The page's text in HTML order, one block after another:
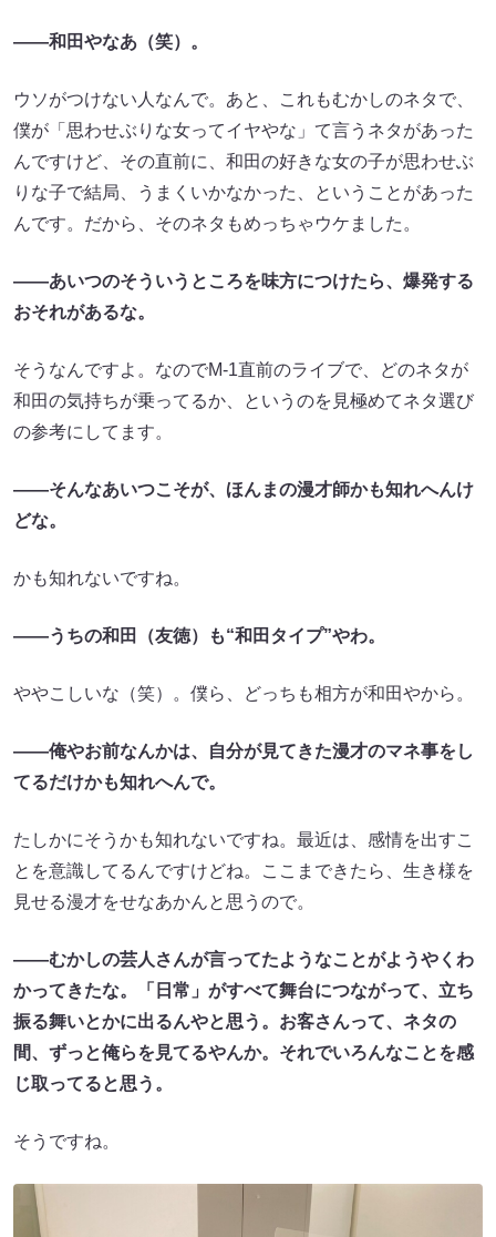
――和田やなあ（笑）。
ウソがつけない人なんで。あと、これもむかしのネタで、
僕が「思わせぶりな女ってイヤやな」て言うネタがあった
んですけど、その直前に、和田の好きな女の子が思わせぶ
りな子で結局、うまくいかなかった、ということがあった
んです。だから、そのネタもめっちゃウケました。
――あいつのそういうところを味方につけたら、爆発する
おそれがあるな。
そうなんですよ。なのでM-1直前のライブで、どのネタが
和田の気持ちが乗ってるか、というのを見極めてネタ選び
の参考にしてます。
――そんなあいつこそが、ほんまの漫才師かも知れへんけ
どな。
かも知れないですね。
――うちの和田（友徳）も“和田タイプ”やわ。
ややこしいな（笑）。僕ら、どっちも相方が和田やから。
――俺やお前なんかは、自分が見てきた漫才のマネ事をし
てるだけかも知れへんで。
たしかにそうかも知れないですね。最近は、感情を出すこ
とを意識してるんですけどね。ここまできたら、生き様を
見せる漫才をせなあかんと思うので。
――むかしの芸人さんが言ってたようなことがようやくわ
かってきたな。「日常」がすべて舞台につながって、立ち
振る舞いとかに出るんやと思う。お客さんって、ネタの
間、ずっと俺らを見てるやんか。それでいろんなことを感
じ取ってると思う。
そうですね。